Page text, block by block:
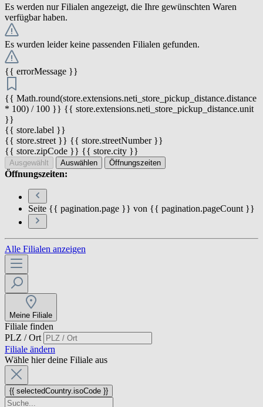
Es werden nur Filialen angezeigt, die Ihre gewünschten Waren
verfügbar haben.
Es wurden leider keine passenden Filialen gefunden.
{{ errorMessage }}
{{ Math.round(store.extensions.neti_store_pickup_distance.distance
* 100) / 100 }} {{ store.extensions.neti_store_pickup_distance.unit
}}
{{ store.label }}
{{ store.street }} {{ store.streetNumber }}
{{ store.zipCode }} {{ store.city }}
Ausgewählt Auswählen Öffnungszeiten
Öffnungszeiten:
Seite {{ pagination.page }} von {{ pagination.pageCount }}
Alle Filialen anzeigen
Meine Filiale
Filiale finden
PLZ / Ort
Filiale ändern
Wähle hier deine Filiale aus
{{ selectedCountry.isoCode }}